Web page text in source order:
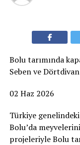
Bolu tarımında
Seben ve
02 Haz 2026
Türkiye
Bolu’da
projeleriyle Bolu